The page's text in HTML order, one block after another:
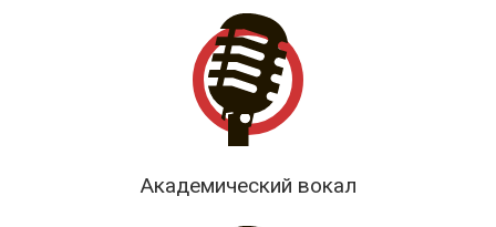
Академический вокал